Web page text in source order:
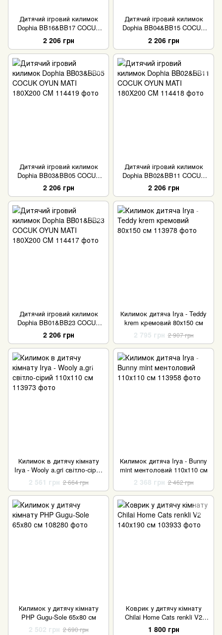
Дитячий ігровий килимок
Dophia BB16&BB17 COCUK
OYUN MATI 180X200 CM
2 206 грн
Дитячий ігровий килимок
Dophia BB04&BB15 COCUK
OYUN MATI 180X200 CM
2 206 грн
Дитячий ігровий килимок
Dophia BB03&BB05 COCUK
OYUN MATI 180X200 CM
2 206 грн
Дитячий ігровий килимок
Dophia BB02&BB11 COCUK
OYUN MATI 180X200 CM
2 206 грн
Дитячий ігровий килимок
Dophia BB01&BB23 COCUK
OYUN MATI 180X200 CM
2 206 грн
Килимок дитяча Irya - Teddy
krem кремовий 80х150 см
2 795 грн 2 907 грн
Килимок в дитячу кімнату
Irya - Wooly a.gri світло-сірий
110х110 см
2 561 грн 2 664 грн
Килимок дитяча Irya - Bunny
mint ментоловий 110х110 см
2 368 грн 2 462 грн
Килимок у дитячу кімнату
PHP Gugu-Sole 65x80 см
2 502 грн 2 690 грн
Коврик у дитячу кімнату
Chilai Home Cats renkli V2
140х190 см
1 800 грн